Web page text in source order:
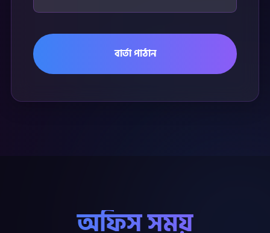
বার্তা পাঠান
অফিস সময়